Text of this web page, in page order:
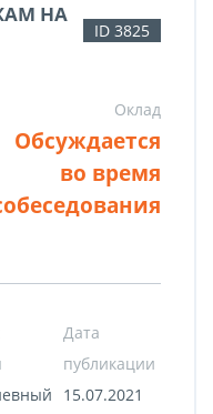
НА
ID 3825
Оклад
Обсуждается
во время
Дата
публикации
15.07.2021